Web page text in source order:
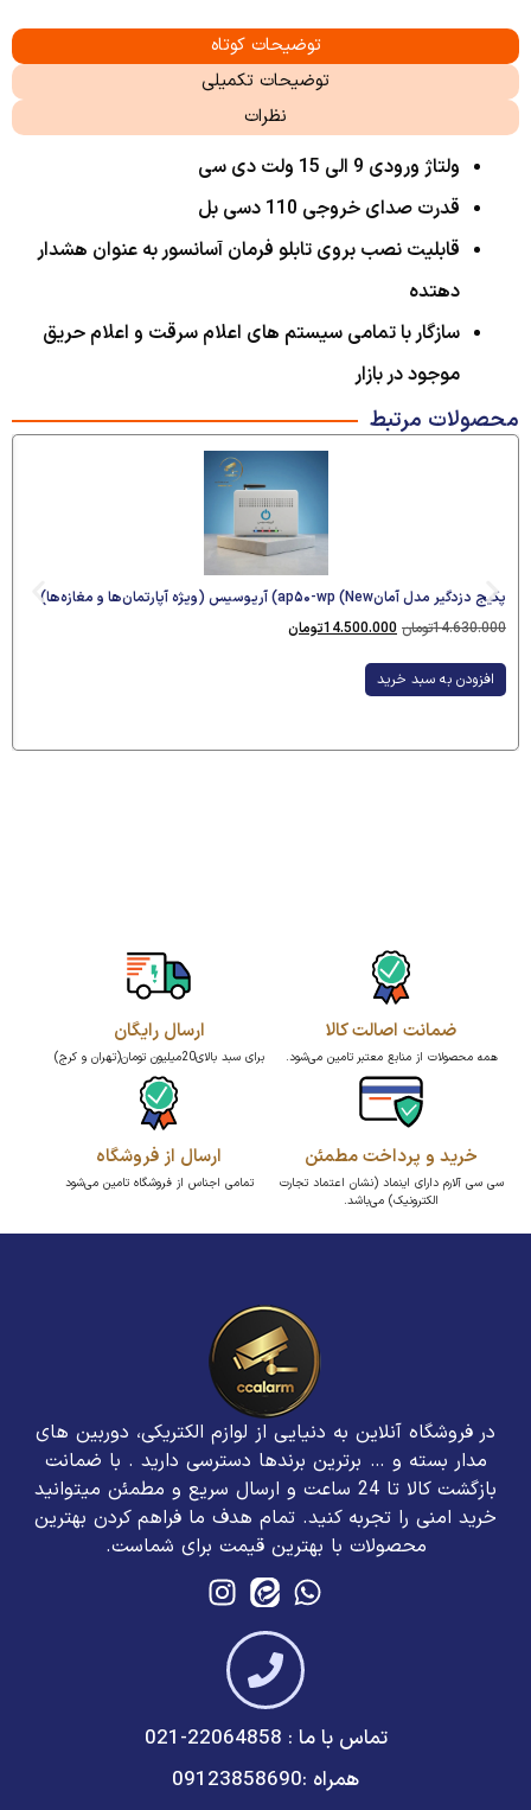
توضیحات کوتاه
توضیحات تکمیلی
نظرات
ولتاژ ورودی 9 الی 15 ولت دی سی
قدرت صدای خروجی 110 دسی بل
قابلیت نصب بروی تابلو فرمان آسانسور به عنوان هشدار
دهتده
سازگار با تمامی سیستم های اعلام سرقت و اعلام حریق
موجود در بازار
محصولات مرتبط
پکیج دزدگیر مدل آمانap۵۰-wp (New) آریوسیس (ویژه آپارتمان‌ها و مغازه‌ها)
14.630.000تومان 14.500.000تومان
افزودن به سبد خرید
ضمانت اصالت کالا
همه محصولات از منابع معتبر تامین می‌شود.
ارسال رایگان
برای سبد بالای20میلیون تومان(تهران و کرج)
خرید و پرداخت مطمئن
سی سی آلارم دارای اینماد (نشان اعتماد تجارت
الکترونیک) می‌باشد.
ارسال از فروشگاه
تمامی اجناس از فروشگاه تامین می‌شود
در فروشگاه آنلاین به دنیایی از لوازم الکتریکی، دوربین های
مدار بسته و … برترین برند‌ها دسترسی دارید . با ضمانت
بازگشت کالا تا 24 ساعت و ارسال سریع و مطمئن میتوانید
خرید امنی را تجربه کنید. تمام هدف ما فراهم کردن بهترین
محصولات با بهترین قیمت برای شماست.
تماس با ما : 22064858-021
همراه :09123858690